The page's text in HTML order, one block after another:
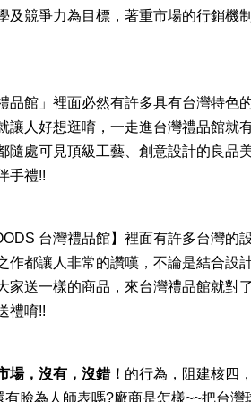
及競爭力為目標，著重市場的行銷機
品館」裡面必然有許多具有台灣特色
讓人好想逛唷，一走進台灣禮品館就
隨處可見頂級工藝、創意設計的良品
手禮!!
台灣禮品館】裡面有許多台灣
作都讓人非常的讚嘆，不論是結合設
家送一樣的商品，來台灣禮品館就對
禮唷!!
場，沒有，沒錯！ 的行為，阻建核四
有臉為人師表嗎?廠商是怎樣~~把台